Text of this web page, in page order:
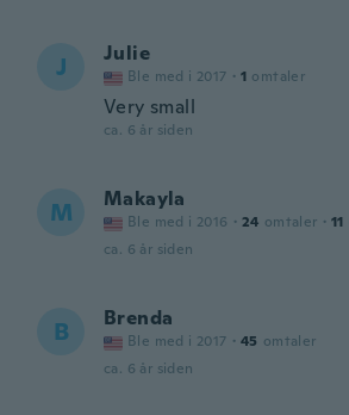
J Julie
Ble med i 2017 · 1 omtaler
Very small
ca. 6 år siden
M Makayla
Ble med i 2016 · 24 omtaler · 11
ca. 6 år siden
B Brenda
Ble med i 2017 · 45 omtaler
ca. 6 år siden